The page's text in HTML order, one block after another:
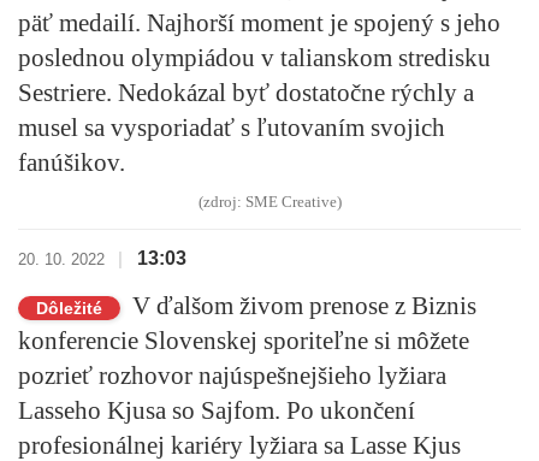
päť medailí. Najhorší moment je spojený s jeho
poslednou olympiádou v talianskom stredisku
Sestriere. Nedokázal byť dostatočne rýchly a
musel sa vysporiadať s ľutovaním svojich
fanúšikov.
(zdroj: SME Creative)
20. 10. 2022 13:03
Dôležité
V ďalšom živom prenose z Biznis
konferencie Slovenskej sporiteľne si môžete
pozrieť rozhovor najúspešnejšieho lyžiara
Lasseho Kjusa so Sajfom. Po ukončení
profesionálnej kariéry lyžiara sa Lasse Kjus